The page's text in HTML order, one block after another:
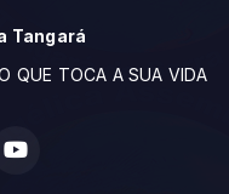
Tangará
QUE TOCA A SUA VIDA